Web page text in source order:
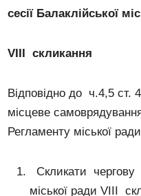
сесії Балаклійської
V скликання
Відповідно до ч.4,5 ст.
місцеве
Регламенту міської
Скликати чергову
міської ради VІІI